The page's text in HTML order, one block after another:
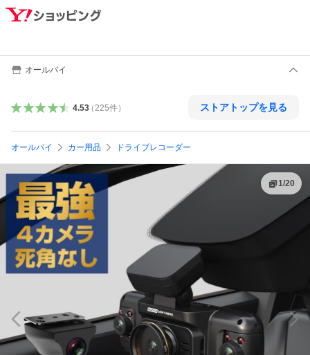
オールバイ
4.53（ 225件） ストアトップを見る
オールバイ カー用品 ドライブレコーダー
1/20